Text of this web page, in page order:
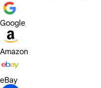
Google
Amazon
eBay